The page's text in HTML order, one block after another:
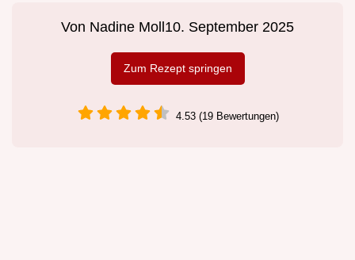
Von Nadine Moll 10. September 2025
Zum Rezept springen
4.53 (19 Bewertungen)